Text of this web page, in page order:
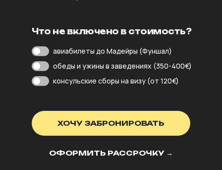
авиабилеты до Мадейры (Фуншал)
обеды и ужины в заведениях (350-400€)
Что не включено в стоимость?
консульские сборы на визу (от 120€)
ХОЧУ ЗАБРОНИРОВАТЬ
ОФОРМИТЬ РАССРОЧКУ →